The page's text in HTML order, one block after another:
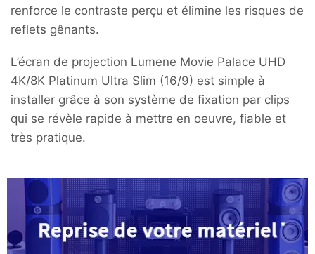
renforce le contraste perçu et élimine les risques de
reflets gênants.
L’écran de projection Lumene Movie Palace UHD
4K/8K Platinum Ultra Slim (16/9) est simple à
installer grâce à son système de fixation par clips
qui se révèle rapide à mettre en oeuvre, fiable et
très pratique.